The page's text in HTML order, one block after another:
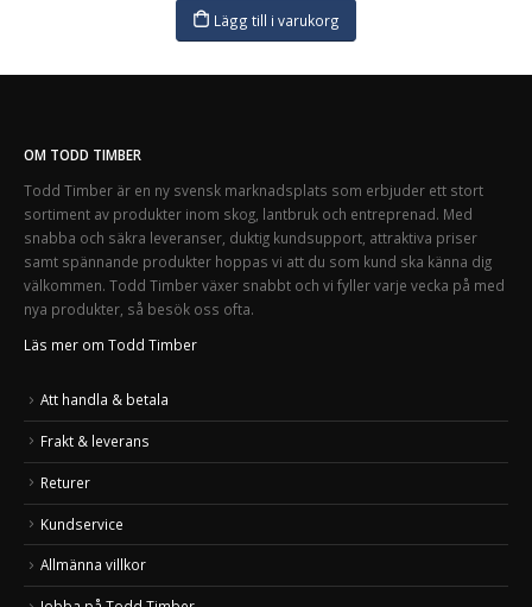
Lägg till i varukorg
OM TODD TIMBER
Todd Timber är en ny svensk marknadsplats som erbjuder ett stort
sortiment av produkter inom skog, lantbruk och entreprenad. Med
snabba och säkra leveranser, duktig kundsupport, attraktiva priser
samt spännande produkter hoppas vi att du som kund ska känna dig
välkommen. Todd Timber växer snabbt och vi fyller varje vecka på med
nya produkter, så besök oss ofta.
Läs mer om Todd Timber
Att handla & betala
Frakt & leverans
Returer
Kundservice
Allmänna villkor